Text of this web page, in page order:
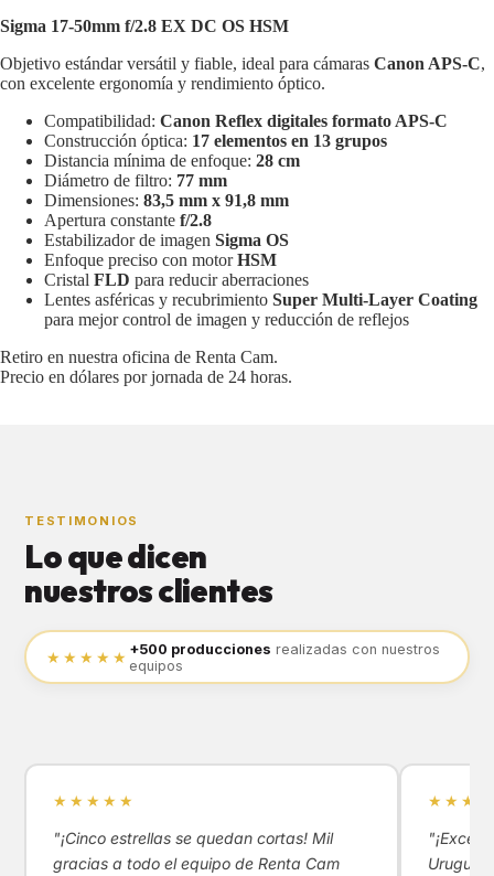
Sigma 17-50mm f/2.8 EX DC OS HSM
Objetivo estándar versátil y fiable, ideal para cámaras Canon APS-C,
con excelente ergonomía y rendimiento óptico.
Compatibilidad: Canon Reflex digitales formato APS-C
Construcción óptica: 17 elementos en 13 grupos
Distancia mínima de enfoque: 28 cm
Diámetro de filtro: 77 mm
Dimensiones: 83,5 mm x 91,8 mm
Apertura constante f/2.8
Estabilizador de imagen Sigma OS
Enfoque preciso con motorHSM
Cristal FLD para reducir aberraciones
Lentes asféricas y recubrimiento Super Multi-Layer Coating
para mejor control de imagen y reducción de reflejos
Retiro en nuestra oficina de Renta Cam.
Precio en dólares por jornada de 24 horas.
TESTIMONIOS
Lo que dicen
nuestros clientes
★★★★★ +500 producciones realizadas con nuestros
equipos
★★★★★
"¡Cinco estrellas se quedan cortas! Mil
gracias a todo el equipo de Renta Cam